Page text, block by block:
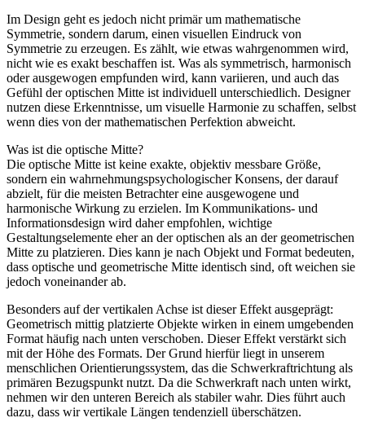
Im Design geht es jedoch nicht primär um mathematische
Symmetrie, sondern darum, einen visuellen Eindruck von
Symmetrie zu erzeugen. Es zählt, wie etwas wahrgenommen wird,
nicht wie es exakt beschaffen ist. Was als symmetrisch, harmonisch
oder ausgewogen empfunden wird, kann variieren, und auch das
Gefühl der optischen Mitte ist individuell unterschiedlich. Designer
nutzen diese Erkenntnisse, um visuelle Harmonie zu schaffen, selbst
wenn dies von der mathematischen Perfektion abweicht.
Was ist die optische Mitte?
Die optische Mitte ist keine exakte, objektiv messbare Größe,
sondern ein wahrnehmungspsychologischer Konsens, der darauf
abzielt, für die meisten Betrachter eine ausgewogene und
harmonische Wirkung zu erzielen. Im Kommunikations- und
Informationsdesign wird daher empfohlen, wichtige
Gestaltungselemente eher an der optischen als an der geometrischen
Mitte zu platzieren. Dies kann je nach Objekt und Format bedeuten,
dass optische und geometrische Mitte identisch sind, oft weichen sie
jedoch voneinander ab.
Besonders auf der vertikalen Achse ist dieser Effekt ausgeprägt:
Geometrisch mittig platzierte Objekte wirken in einem umgebenden
Format häufig nach unten verschoben. Dieser Effekt verstärkt sich
mit der Höhe des Formats. Der Grund hierfür liegt in unserem
menschlichen Orientierungssystem, das die Schwerkraftrichtung als
primären Bezugspunkt nutzt. Da die Schwerkraft nach unten wirkt,
nehmen wir den unteren Bereich als stabiler wahr. Dies führt auch
dazu, dass wir vertikale Längen tendenziell überschätzen.